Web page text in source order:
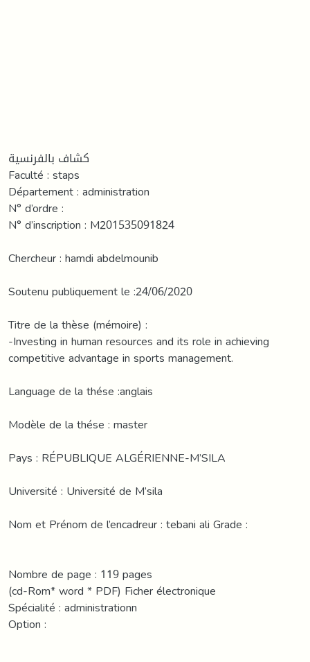
كشاف بالفرنسية
Faculté : staps
Département : administration
N° d’ordre :
N° d’inscription : M201535091824
Chercheur : hamdi abdelmounib
Soutenu publiquement le :24/06/2020
Titre de la thèse (mémoire) :
-Investing in human resources and its role in achieving
competitive advantage in sports management.
Language de la thése :anglais
Modèle de la thése : master
Pays : RÉPUBLIQUE ALGÉRIENNE-M’SILA
Université : Université de M’sila
Nom et Prénom de l’encadreur : tebani ali Grade :
Nombre de page : 119 pages
(cd-Rom* word * PDF) Ficher électronique
Spécialité : administrationn
Option :